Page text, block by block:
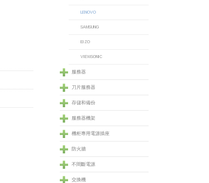
數量 LENOVO
SAMSUNG
EIZO
VIEWSONIC
服務器
刀片服務器
存儲和備份
服務器機架
機柜專用電源插座
防火牆
不間斷電源
交換機